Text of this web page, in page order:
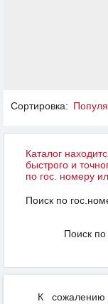
Сортировка:
Каталог
быстрого и
по гос. номеру
Поиск по
Поиск по
К